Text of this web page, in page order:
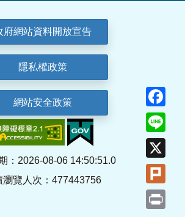
府網站資料開放宣告
隱私權政策
網站安全政策
：2026-08-06 14:50:51.0
瀏覽人次：477443756